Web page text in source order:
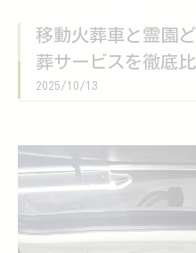
移動火葬車と霊園
葬サービスを徹底
2025/10/13